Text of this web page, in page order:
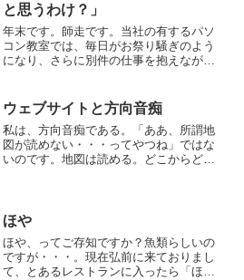
と思うわけ？」
年末です。師走です。当社の有するパソ
コン教室では、毎日がお祭り騒ぎのよう
になり、さらに別件の仕事を抱えながら
に当たりますが、他の方がちょっと店員
さんを呼び止めていたら「ち...
ウェブサイトと方向音痴
私は、方向音痴である。「ああ、所謂地
図が読めない・・・ってやつね」ではな
いのです。地図は読める。どこからどこ
のです。なので、この１点と...
ほや
ほや、ってご存知ですか？魚類らしいの
ですが・・・。現在弘前に来ておりまし
て、とあるレストランに入ったら「ほ